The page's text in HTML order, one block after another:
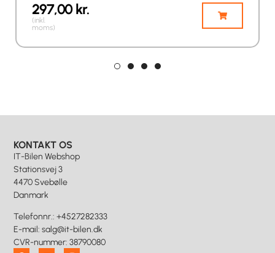
297,00kr.
(inkl.
moms)
KONTAKT OS
IT-Bilen Webshop
Stationsvej 3
4470 Svebølle
Danmark
Telefonnr.: +4527282333
E-mail:salg@it-bilen.dk
CVR-nummer: 38790080